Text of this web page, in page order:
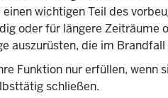
wichtigen Teil des
oder für längere
auszurüsten, die im
Funktion nur erfüllen, wenn
schließen.